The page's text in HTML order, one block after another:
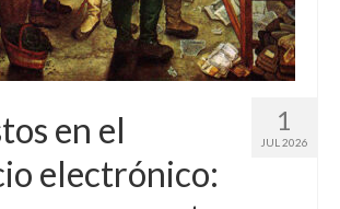
1
JUL 2026
en el
electrónico: